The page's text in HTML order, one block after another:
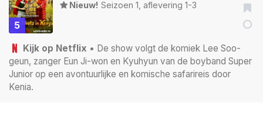
5
Nieuw! Seizoen 1, aflevering 1-3
Kijk op Netflix • De show volgt de komiek Lee Soo-
geun, zanger Eun Ji-won en Kyuhyun van de boyband Super
Junior op een avontuurlijke en komische safarireis door
Kenia.